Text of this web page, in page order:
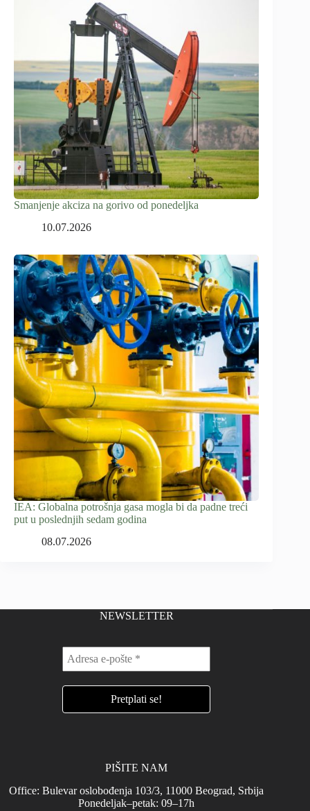
Smanjenje akciza na gorivo od ponedeljka
10.07.2026
IEA: Globalna potrošnja gasa mogla bi da padne treći
put u poslednjih sedam godina
08.07.2026
NEWSLETTER
PIŠITE NAM
Office: Bulevar oslobođenja 103/3, 11000 Beograd, Srbija
Ponedeljak–petak: 09–17h